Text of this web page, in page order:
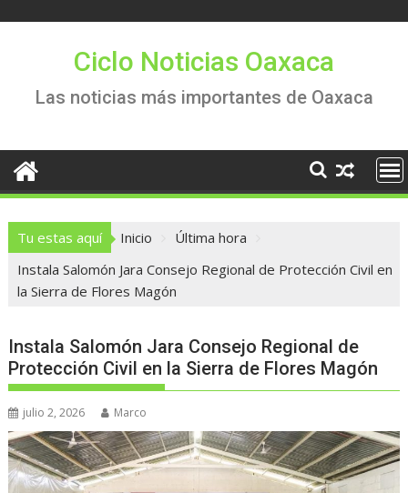
Ciclo Noticias Oaxaca
Las noticias más importantes de Oaxaca
Tu estas aquí Inicio
Última hora
Instala Salomón Jara Consejo Regional de Protección Civil en
la Sierra de Flores Magón
Instala Salomón Jara Consejo Regional de
Protección Civil en la Sierra de Flores Magón
julio 2, 2026 Marco